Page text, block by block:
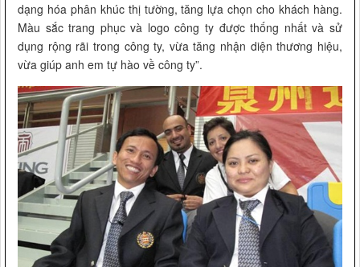
dạng hóa phân khúc thị tường, tăng lựa chọn cho khách hàng.
Màu sắc trang phục và logo công ty được thống nhất và sử
dụng rộng rãi trong công ty, vừa tăng nhận diện thương hiệu,
vừa giúp anh em tự hào về công ty”.